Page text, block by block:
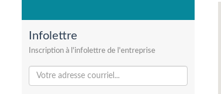
Infolettre
Inscription à l'infolettre de l'entreprise